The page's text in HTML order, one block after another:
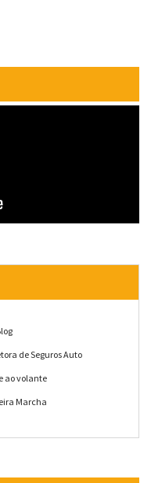
de Seguros Auto
ao volante
Marcha